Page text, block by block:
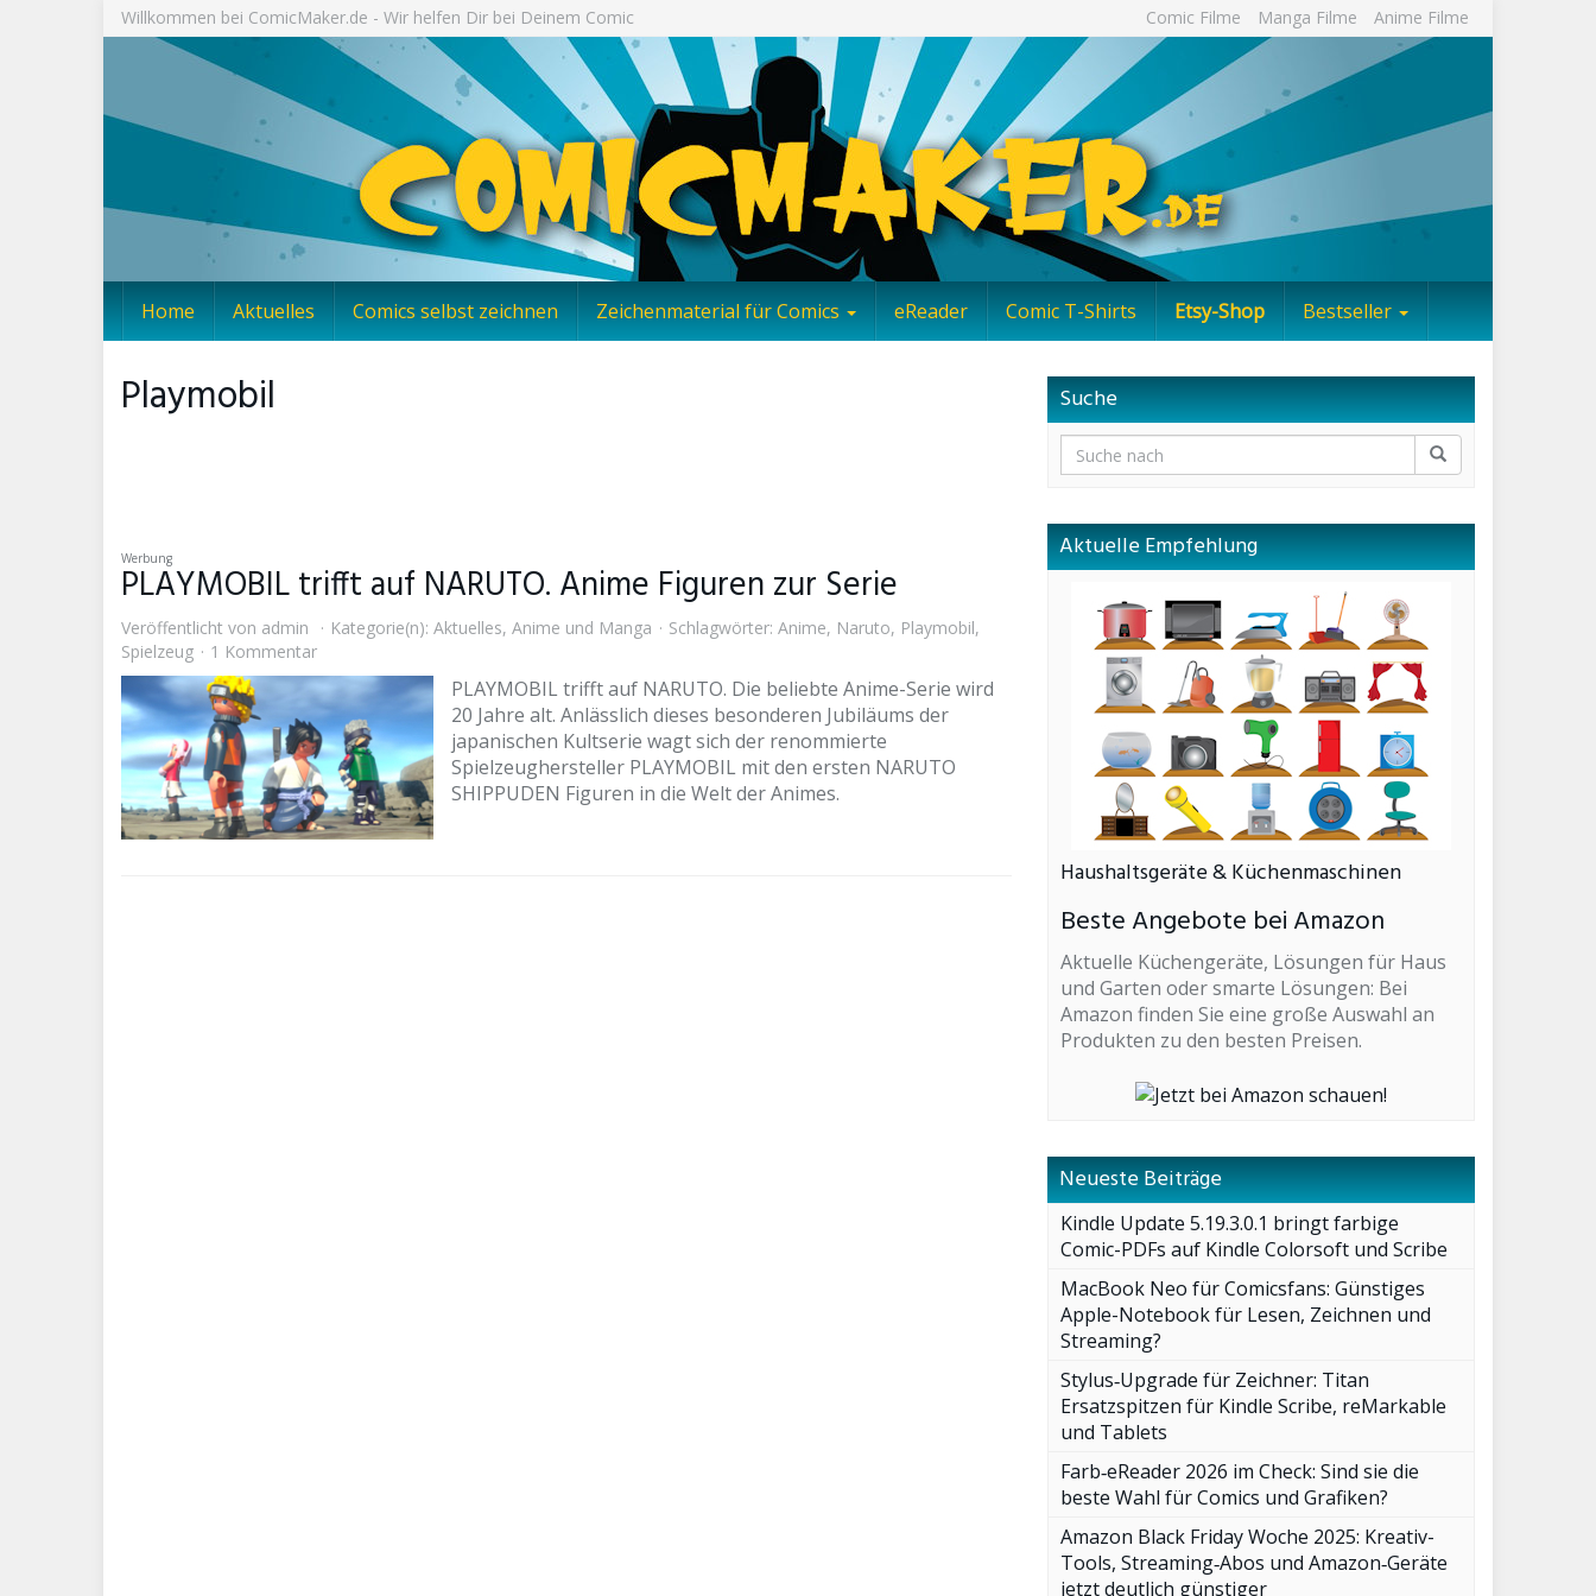
Willkommen bei ComicMaker.de - Wir helfen Dir bei Deinem Comic Comic Filme Manga Filme Anime Filme
Home Aktuelles Comics selbst zeichnen Zeichenmaterial für Comics eReader Comic T-Shirts Etsy-Shop Bestseller
Playmobil
Werbung
PLAYMOBIL trifft auf NARUTO. Anime Figuren zur Serie
Veröffentlicht von admin Kategorie(n): Aktuelles, Anime und Manga Schlagwörter: Anime, Naruto, Playmobil,
Spielzeug
1 Kommentar
PLAYMOBIL trifft auf NARUTO. Die beliebte Anime-Serie wird
20 Jahre alt. Anlässlich dieses besonderen Jubiläums der
japanischen Kultserie wagt sich der renommierte
Spielzeughersteller PLAYMOBIL mit den ersten NARUTO
SHIPPUDEN Figuren in die Welt der Animes.
Suche
Aktuelle Empfehlung
Haushaltsgeräte & Küchenmaschinen
Beste Angebote bei Amazon
Aktuelle Küchengeräte, Lösungen für Haus
und Garten oder smarte Lösungen: Bei
Amazon finden Sie eine große Auswahl an
Produkten zu den besten Preisen.
Neueste Beiträge
Kindle Update 5.19.3.0.1 bringt farbige
Comic-PDFs auf Kindle Colorsoft und Scribe
MacBook Neo für Comicsfans: Günstiges
Apple-Notebook für Lesen, Zeichnen und
Streaming?
Stylus‑Upgrade für Zeichner: Titan
Ersatzspitzen für Kindle Scribe, reMarkable
und Tablets
Farb‑eReader 2026 im Check: Sind sie die
beste Wahl für Comics und Grafiken?
Amazon Black Friday Woche 2025: Kreativ-
Tools, Streaming‑Abos und Amazon‑Geräte
jetzt deutlich günstiger